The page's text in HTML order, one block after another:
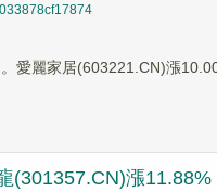
愛麗家居(603221.CN)漲
(301357.CN)漲11.88%